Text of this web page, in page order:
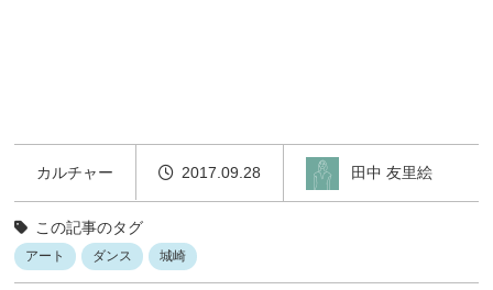
カルチャー 2017.09.28 田中 友里絵
この記事のタグ
アート ダンス 城崎